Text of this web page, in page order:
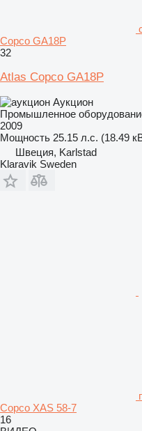
Copco GA18P
32
Atlas Copco GA18P
Аукцион
Промышленное
2009
Мощность 25.15 л.с. (18.49
Швеция, Karlstad
Klaravik Sweden
Copco XAS 58-7
16